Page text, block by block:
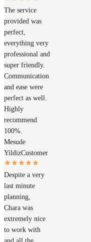
The service
provided was
perfect,
everything very
professional and
super friendly.
Communication
and ease were
perfect as well.
Highly
recommend
100%.
Mesude
YildizCustomer
Despite a very
last minute
planning,
Chara was
extremely nice
to work with